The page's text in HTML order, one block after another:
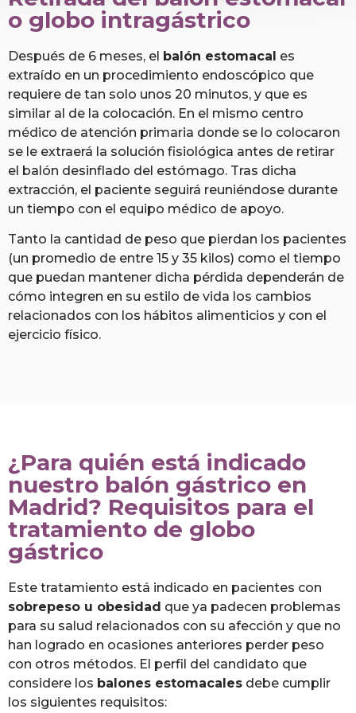
o globo intragástrico
Después de 6 meses, el balón estomacal es
extraído en un procedimiento endoscópico que
requiere de tan solo unos 20 minutos, y que es
similar al de la colocación. En el mismo centro
médico de atención primaria donde se lo colocaron
se le extraerá la solución fisiológica antes de retirar
el balón desinflado del estómago. Tras dicha
extracción, el paciente seguirá reuniéndose durante
un tiempo con el equipo médico de apoyo.
Tanto la cantidad de peso que pierdan los pacientes
(un promedio de entre 15 y 35 kilos) como el tiempo
que puedan mantener dicha pérdida dependerán de
cómo integren en su estilo de vida los cambios
relacionados con los hábitos alimenticios y con el
ejercicio físico.
¿Para quién está indicado
nuestro balón gástrico en
Madrid? Requisitos para el
tratamiento de globo
gástrico
Este tratamiento está indicado en pacientes con
sobrepeso u obesidad que ya padecen problemas
para su salud relacionados con su afección y que no
han logrado en ocasiones anteriores perder peso
con otros métodos. El perfil del candidato que
considere los balones estomacales debe cumplir
los siguientes requisitos: